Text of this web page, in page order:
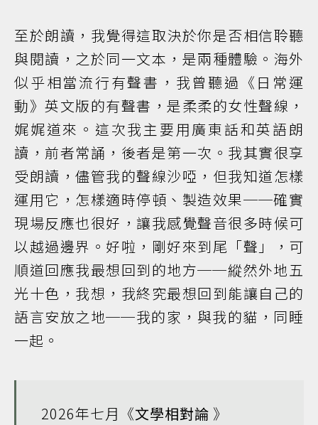
至於朗讀，我覺得這取決於你是否相信聆聽
與閱讀，之於同一文本，是兩種體驗。海外
似乎相當流行有聲書，我曾聽過《日常運
動》英文版的有聲書，是柔柔的女性聲線，
娓娓道來。這次我主要用廣東話和英語朗
讀，前者常誦，後者是第一次。我其實很享
受朗讀，儘管我的聲線沙啞，但我知道怎樣
運用它，怎樣適時停頓、製造效果──確實
現場反應也很好，讓我感覺聲音很多時候可
以越過邊界。好啦，剛好來到尾「聲」，可
順道回應我最想回到的地方──縱然外地五
光十色，我想，我終究最想回到能讓自己的
語言安放之地──我的家，與我的貓，同睡
一起。
2026年七月《文學相對論 》